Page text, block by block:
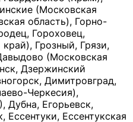
(Московская
область), Горно-
Гороховец,
Грозный, Грязи,
(Московская
Дзержинский
Димитровград,
Черкесия),
Егорьевск,
Ессентуки, Ессентукская